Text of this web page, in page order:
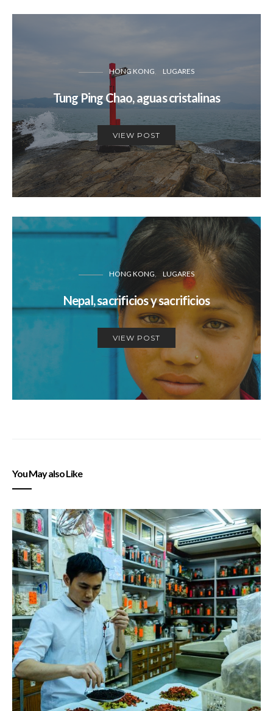
HONG KONG LUGARES
Tung Ping Chao, aguas cristalinas
VIEW POST
HONG KONG LUGARES
Nepal, sacrificios y sacrificios
VIEW POST
You May also Like